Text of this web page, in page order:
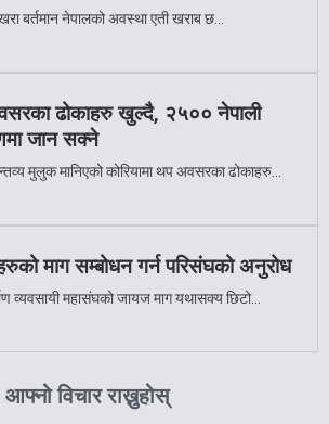
बर्तमान नेपालको अवस्था एती खराब छ...
ढोकाहरु खुल्दै, २५०० नेपाली
जान सक्ने
मुलुक मानिएको कोरियामा थप अवसरका ढोकाहरु...
माग सम्बोधन गर्न परिसंघको अनुरोध
व्यवसायी महासंघको जायज माग यथासक्य छिटो...
आफ्नो विचार राख्नुहोस्